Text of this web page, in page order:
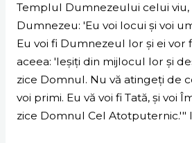
Templul Dumnezeului celui viu,
Dumnezeu: 'Eu voi locui şi voi
Eu voi fi Dumnezeul lor şi ei vor
aceea: 'Ieşiţi din mijlocul lor şi
zice Domnul. Nu vă atingeţi de
voi primi. Eu vă voi fi Tată, şi voi
zice Domnul Cel Atotputernic.'"